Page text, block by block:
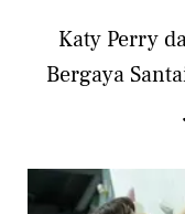
Katy Perry
Bergaya